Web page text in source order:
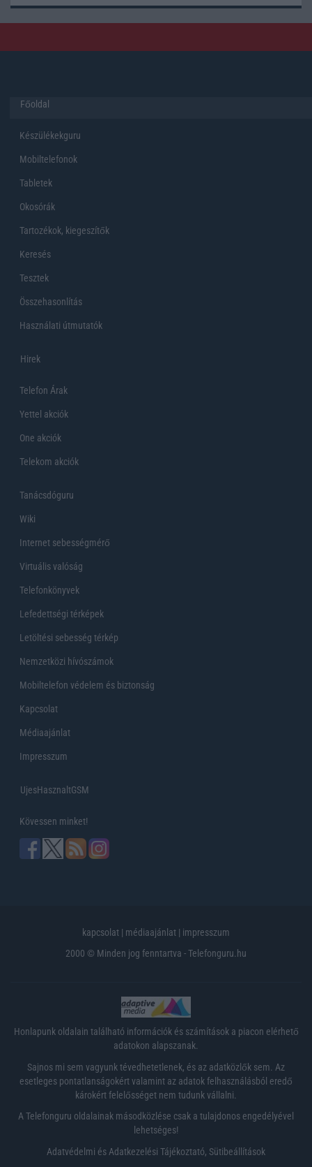
Főoldal
Készülékekguru
Mobiltelefonok
Tabletek
Okosórák
Tartozékok, kiegeszítők
Keresés
Tesztek
Összehasonlítás
Használati útmutatók
Hirek
Telefon Árak
Yettel akciók
One akciók
Telekom akciók
Tanácsdóguru
Wiki
Internet sebességmérő
Virtuális valóság
Telefonkönyvek
Lefedettségi térképek
Letöltési sebesség térkép
Nemzetközi hívószámok
Mobiltelefon védelem és biztonság
Kapcsolat
Médiaajánlat
Impresszum
UjesHasznaltGSM
Kövessen minket!
kapcsolat | médiaajánlat | impresszum
2000 © Minden jog fenntartva - Telefonguru.hu
Honlapunk oldalain található információk és számítások a piacon elérhető
adatokon alapszanak.
Sajnos mi sem vagyunk tévedhetetlenek, és az adatközlők sem. Az
esetleges pontatlanságokért valamint az adatok felhasználásból eredő
károkért felelősséget nem tudunk vállalni.
A Telefonguru oldalainak másodközlése csak a tulajdonos engedélyével
lehetséges!
Adatvédelmi és Adatkezelési Tájékoztató, Sütibeállítások